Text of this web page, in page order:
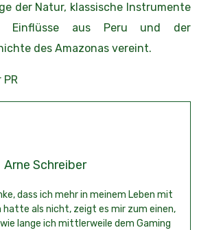
der Natur, klassische Instrumente
Einflüsse aus Peru und der
des Amazonas vereint.
PR
Arne Schreiber
dass ich mehr in meinem Leben mit
hatte als nicht, zeigt es mir zum einen,
lange ich mittlerweile dem Gaming